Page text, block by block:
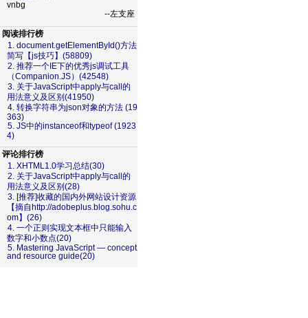
vnbg
--左支座
阅读排行榜
1. document.getElementById()方法
简写【js技巧】(58809)
2. 推荐一个IE下的优秀js调试工具
（Companion.JS）(42548)
3. 关于JavaScript中apply与call的
用法意义及区别(41950)
4. 转换字符串为json对象的方法 (19
363)
5. JS中的instanceof和typeof (1923
4)
评论排行榜
1. XHTML1.0学习总结(30)
2. 关于JavaScript中apply与call的
用法意义及区别(28)
3. [推荐]收藏的国内外网站设计资源
【摘自http://adobeplus.blog.sohu.c
om】(26)
4. 一个正则实现文本框中只能输入
数字和小数点(20)
5. Mastering JavaScript — concept
and resource guide(20)